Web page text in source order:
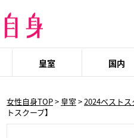
皇室 国内
女性自身TOP> 皇室>2024ベストス
トスクープ】